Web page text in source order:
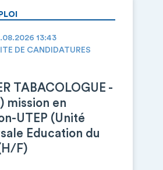
13:43
DE CANDIDATURES
TABACOLOGUE -
mission en
UTEP (Unité
Education du
F)